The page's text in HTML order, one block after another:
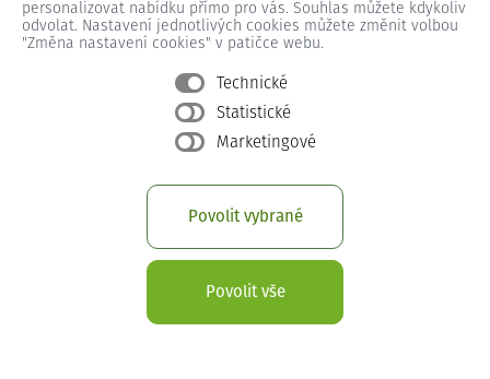
personalizovat nabídku přímo pro vás. Souhlas můžete kdykoliv
odvolat. Nastavení jednotlivých cookies můžete změnit volbou
"Změna nastavení cookies" v patičce webu.
Technické
Statistické
Marketingové
Povolit vybrané
Povolit vše
Lhota č.p. 235
Lhota č.p. 238